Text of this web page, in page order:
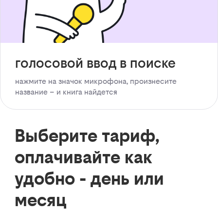
голосовой ввод в поиске
нажмите на значок микрофона, произнесите
название – и книга найдется
Выберите тариф,
оплачивайте как
удобно - день или
месяц